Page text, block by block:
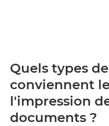
Quels types
conviennent
l'impression
documents ?